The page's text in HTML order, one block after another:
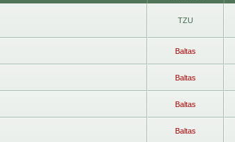
TZU
Baltas
Baltas
Baltas
Baltas